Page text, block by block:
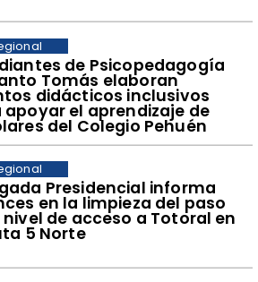
de Psicopedagogía
Tomás elaboran
didácticos inclusivos
apoyar el aprendizaje de
del Colegio Pehuén
Presidencial informa
en la limpieza del paso
de acceso a Totoral en
5 Norte